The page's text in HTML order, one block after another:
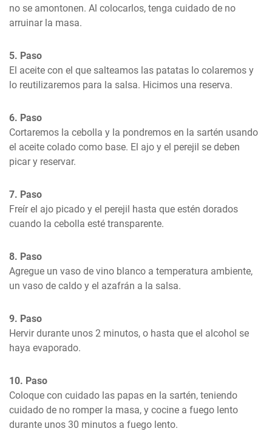
no se amontonen. Al colocarlos, tenga cuidado de no
arruinar la masa.
5. Paso
El aceite con el que salteamos las patatas lo colaremos y
lo reutilizaremos para la salsa. Hicimos una reserva.
6. Paso
Cortaremos la cebolla y la pondremos en la sartén usando
el aceite colado como base. El ajo y el perejil se deben
picar y reservar.
7. Paso
Freír el ajo picado y el perejil hasta que estén dorados
cuando la cebolla esté transparente.
8. Paso
Agregue un vaso de vino blanco a temperatura ambiente,
un vaso de caldo y el azafrán a la salsa.
9. Paso
Hervir durante unos 2 minutos, o hasta que el alcohol se
haya evaporado.
10. Paso
Coloque con cuidado las papas en la sartén, teniendo
cuidado de no romper la masa, y cocine a fuego lento
durante unos 30 minutos a fuego lento.